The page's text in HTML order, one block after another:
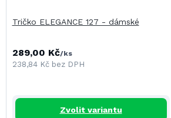
Tričko ELEGANCE 127 - dámské
289,00 Kč/ks
238,84 Kč bez DPH
Zvolit variantu